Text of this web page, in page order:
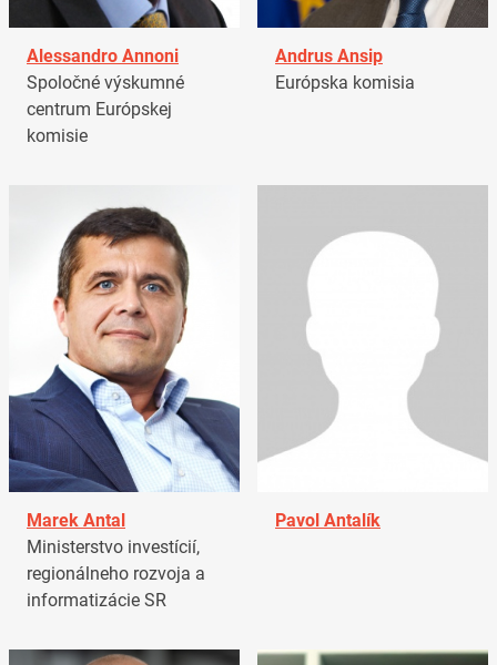
Alessandro Annoni
Spoločné výskumné
centrum Európskej
komisie
Andrus Ansip
Európska komisia
Marek Antal
Ministerstvo investícií,
regionálneho rozvoja a
informatizácie SR
Pavol Antalík